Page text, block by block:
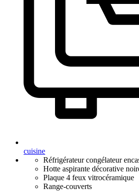
cuisine
Réfrigérateur congélateur
Hotte aspirante décorative
Plaque 4 feux vitrocéramique
Range-couverts